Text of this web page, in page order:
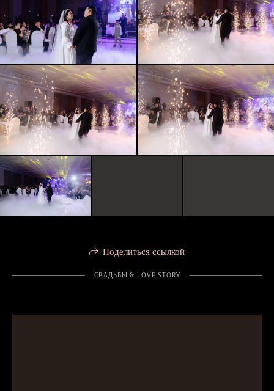
Поделиться ссылкой
СВАДЬБЫ & LOVE STORY